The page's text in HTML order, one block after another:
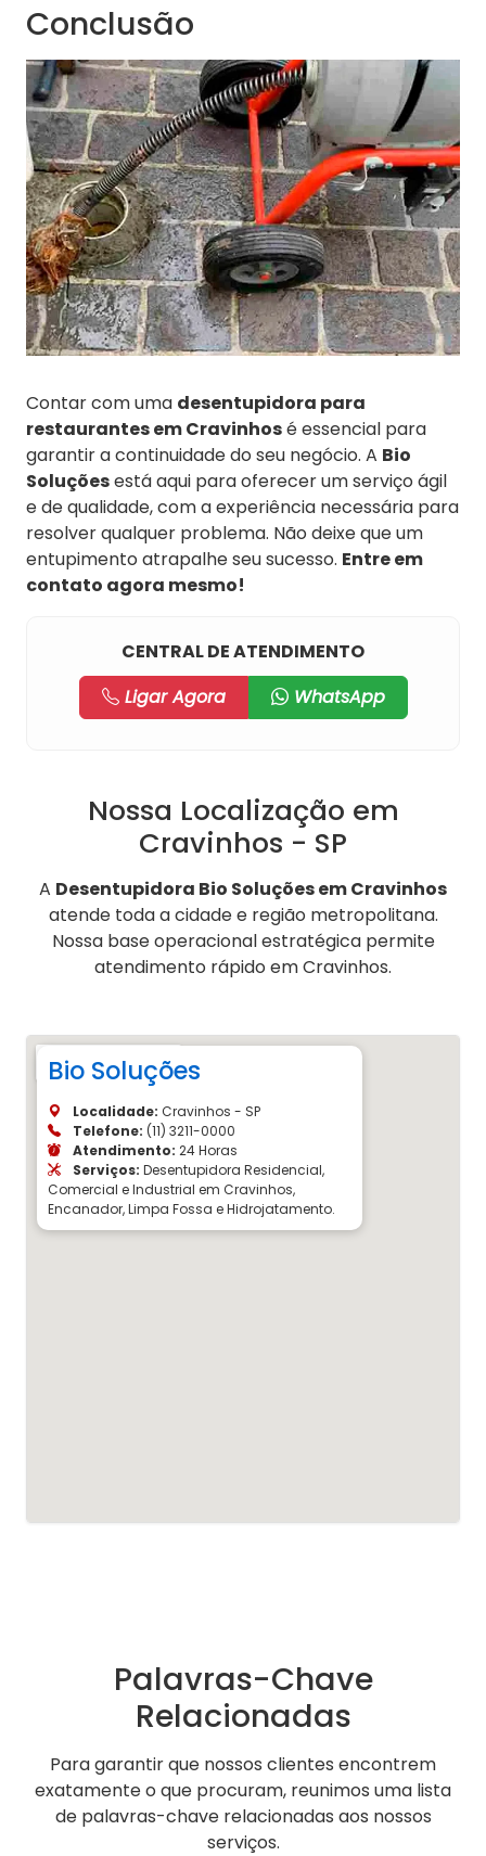
Conclusão
Contar com uma desentupidora para
restaurantes em Cravinhosé essencial para
garantir a continuidade do seu negócio. A Bio
Soluçõesestá aqui para oferecer um serviço ágil
e de qualidade, com a experiência necessária para
resolver qualquer problema. Não deixe que um
entupimento atrapalhe seu sucesso. Entre em
contato agora mesmo!
CENTRAL DE ATENDIMENTO
Ligar Agora
WhatsApp
Nossa Localização em
Cravinhos - SP
A Desentupidora Bio Soluções em Cravinhos
atende toda a cidade e região metropolitana.
Nossa base operacional estratégica permite
atendimento rápido em Cravinhos.
Bio Soluções
Localidade: Cravinhos - SP
Telefone: (11) 3211-0000
Atendimento: 24 Horas
Serviços: Desentupidora Residencial,
Comercial e Industrial em Cravinhos,
Encanador, Limpa Fossa e Hidrojatamento.
Palavras-Chave
Relacionadas
Para garantir que nossos clientes encontrem
exatamente o que procuram, reunimos uma lista
de palavras-chave relacionadas aos nossos
serviços.